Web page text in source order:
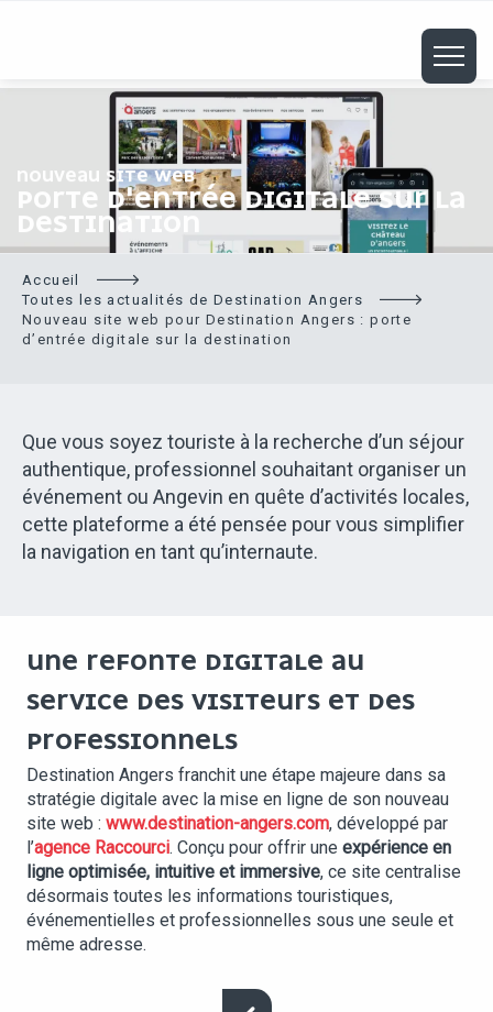
PRINCIPAL
NOUVEAU SITE WEB
PORTE D'ENTRÉE DIGITALE SUR LA
DESTINATION
Accueil
Toutes les actualités de Destination Angers
Nouveau site web pour Destination Angers : porte
d’entrée digitale sur la destination
Que vous soyez touriste à la recherche d’un séjour
authentique, professionnel souhaitant organiser un
événement ou Angevin en quête d’activités locales,
cette plateforme a été pensée pour vous simplifier
la navigation en tant qu’internaute.
UNE REFONTE DIGITALE AU
SERVICE DES VISITEURS ET DES
PROFESSIONNELS
Destination Angers franchit une étape majeure dans sa
stratégie digitale avec la mise en ligne de son nouveau
site web : www.destination-angers.com, développé par
l’agence Raccourci. Conçu pour offrir une expérience en
ligne optimisée, intuitive et immersive, ce site centralise
désormais toutes les informations touristiques,
événementielles et professionnelles sous une seule et
même adresse.